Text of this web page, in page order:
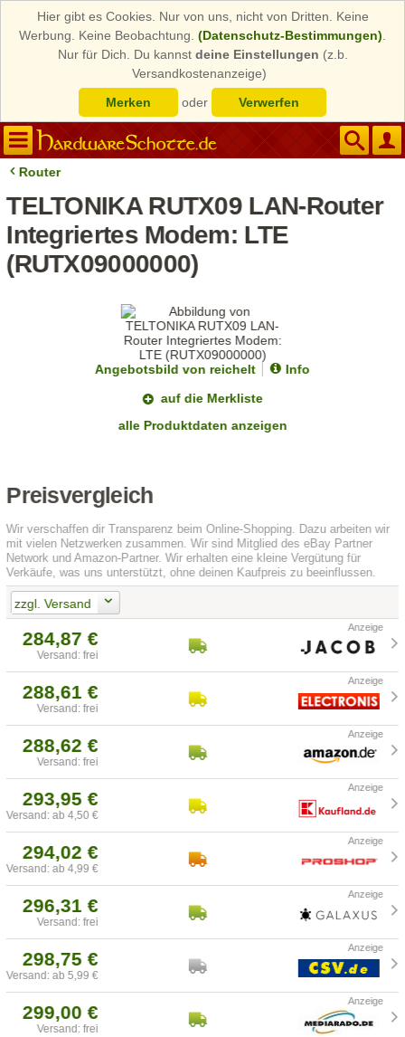
Hier gibt es Cookies. Nur von uns, nicht von Dritten. Keine
Werbung. Keine Beobachtung. (Datenschutz-Bestimmungen)
Nur für Dich. Du kannst deine Einstellungen (z.b.
Versandkostenanzeige)
Merken
oder Verwerfen
Router
TELTONIKA RUTX09 LAN-Router
Integriertes Modem: LTE
(RUTX09000000)
Angebotsbild von reichelt
Info
auf die Merkliste
alle Produktdaten anzeigen
Preisvergleich
Wir verschaffen dir Transparenz beim Online-Shopping. Dazu arbeiten wir
mit vielen Netzwerken zusammen. Wir sind Mitglied des eBay Partner
Network und Amazon-Partner. Wir erhalten eine kleine Vergütung für
Verkäufe, was uns unterstützt, ohne deinen Kaufpreis zu beeinflussen.
zzgl. Versand
284,87 €
Versand: frei
288,61 €
Versand: frei
288,62 €
Versand: frei
293,95 €
Versand: ab 4,50 €
294,02 €
Versand: ab 4,99 €
296,31 €
Versand: frei
298,75 €
Versand: ab 5,99 €
299,00 €
Versand: frei